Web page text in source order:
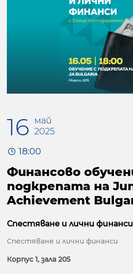
16 май
2025
18:00
Финансово
подкрепата на
Achievement
Спестяване и лични финанси
Спестяване и лични финанси
Корпус 1, зала 205